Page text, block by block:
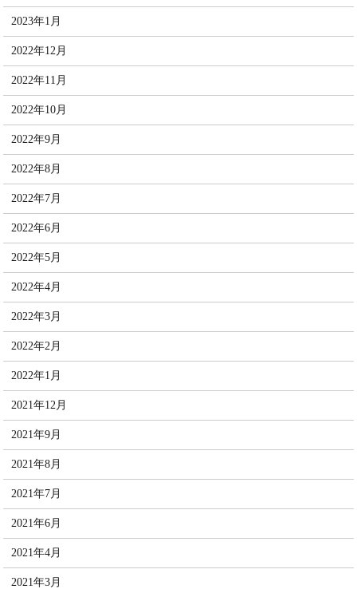
2023年1月
2022年12月
2022年11月
2022年10月
2022年9月
2022年8月
2022年7月
2022年6月
2022年5月
2022年4月
2022年3月
2022年2月
2022年1月
2021年12月
2021年9月
2021年8月
2021年7月
2021年6月
2021年4月
2021年3月